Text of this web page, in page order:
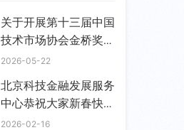
关于开展第十三届中国
技术市场协会金桥奖评
选表彰活动的通知
2026-05-22
北京科技金融发展服务
中心恭祝大家新春快
乐！
2026-02-16